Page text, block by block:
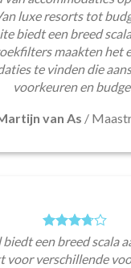
luxe resorts tot
biedt een breed
maakten het
te vinden die
voorkeuren en
van As /
een breed scala
voor verschillende